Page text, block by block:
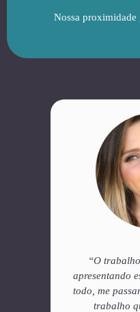
Nossa proximidade